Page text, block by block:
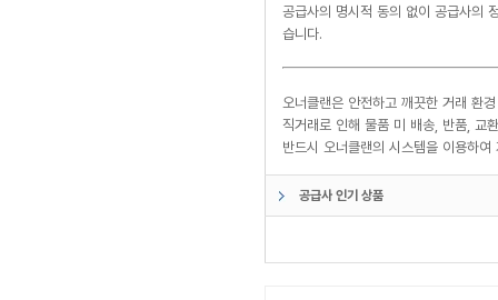
공급사의 명시적 동의 없이 공급사의
습니다.
오너클랜은 안전하고 깨끗한 거래 환
직거래로 인해 물품 미 배송, 반품, 교
반드시 오너클랜의 시스템을 이용하
공급사 인기 상품